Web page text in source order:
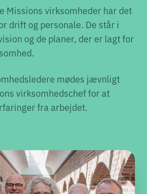
Missions virksomheder har det
drift og personale. De står i
og de planer, der er lagt for
mødes jævnligt
virksomhedschef for at
fra arbejdet.